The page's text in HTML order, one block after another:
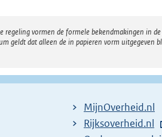
regeling vormen de formele bekendmakingen in
geldt dat alleen de in papieren vorm uitgegeven
MijnOverheid.nl
E
Rijksoverheid.nl